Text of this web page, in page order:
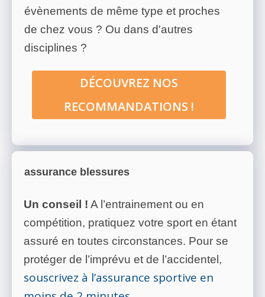
évènements de même type et proches
de chez vous ? Ou dans d'autres
disciplines ?
DÉCOUVREZ NOS
RECOMMANDATIONS !
assurance blessures
Un conseil ! A l’entrainement ou en
compétition, pratiquez votre sport en étant
assuré en toutes circonstances. Pour se
protéger de l’imprévu et de l’accidentel,
souscrivez à l’assurance sportive en